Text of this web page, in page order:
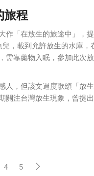
旅程
作「在放生的旅途中」，
，載到允許放生的水庫，
需靠藥物入眠，參加此次
人，但該文過度歌頌「放
關注台灣放生現象，曾提
4 5